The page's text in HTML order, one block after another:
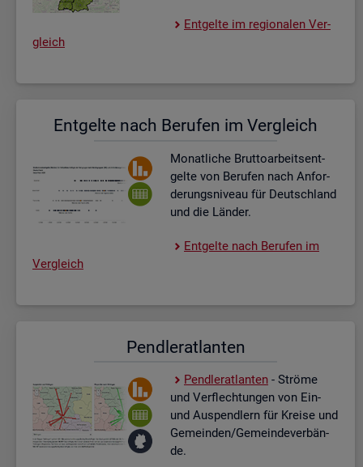
Ent­gel­te im re­gio­na­len Ver­
gleich
Ent­gel­te nach Be­ru­fen im Ver­gleich
Mo­nat­li­che Brut­to­ar­beits­ent­
gel­te von Be­ru­fen nach An­for­
de­rungs­ni­veau für Deutsch­land
und die Län­der.
Ent­gel­te nach Be­ru­fen im
Ver­gleich
Pend­ler­at­lan­ten
Pend­ler­at­lan­ten - Strö­me
und Ver­flech­tun­gen von Ein-
und Aus­pend­lern für Krei­se und
Ge­mein­den/Ge­mein­de­ver­bän­
de.